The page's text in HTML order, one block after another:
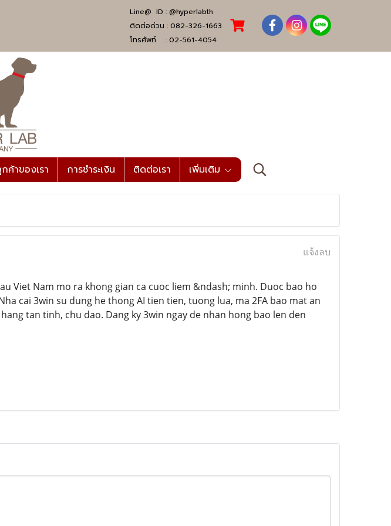
Line@ ID : @hyperlabth
ติดต่อด่วน : 082-326-1663
โทรศัพท์ : 02-561-4054
ค้าของเรา การชำระเงิน ติดต่อเรา เพิ่มเติม
แจ้งลบ
Viet Nam mo ra khong gian ca cuoc liem &ndash; minh. Duoc bao ho
cai 3win su dung he thong AI tien tien, tuong lua, ma 2FA bao mat an
tan tinh, chu dao. Dang ky 3win ngay de nhan hong bao len den